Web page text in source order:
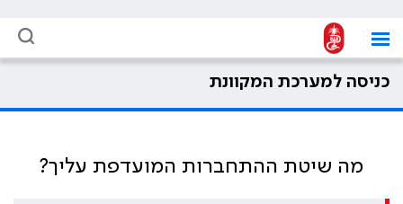
כניסה למערכת המקוונת
מה שיטת ההתחברות המועדפת עליך?